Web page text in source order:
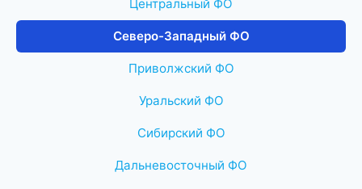
Центральный ФО
Северо-Западный ФО
Приволжский ФО
Уральский ФО
Сибирский ФО
Дальневосточный ФО